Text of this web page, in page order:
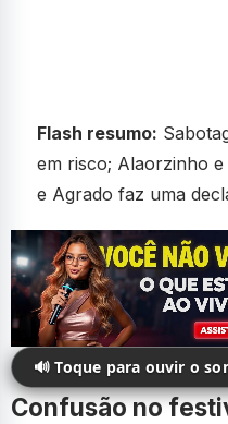
Flash resumo:
em risco; Alaorzinho
e Agrado faz uma
🔊 Toque para ouvir o
Confusão no